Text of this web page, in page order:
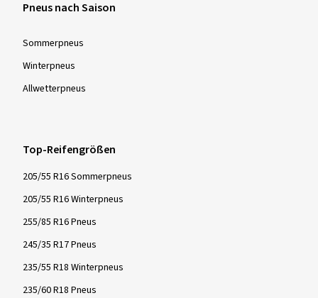
Pneus nach Saison
Sommer­pneus
Winter­pneus
Allwetter­pneus
Top-Reifengrößen
205/55 R16 Sommerpneus
205/55 R16 Winterpneus
255/85 R16 Pneus
245/35 R17 Pneus
235/55 R18 Winterpneus
235/60 R18 Pneus